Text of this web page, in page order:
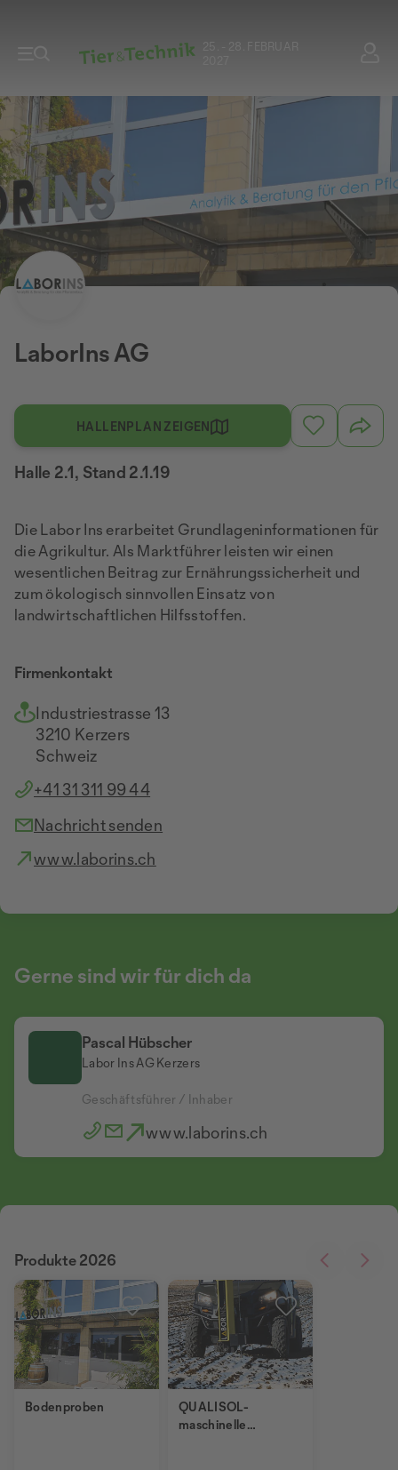
25. - 28. FEBRUAR
LaborIns AG
HALLENPLAN ZEIGEN
Halle 2.1, Stand 2.1.19
Die Labor Ins erarbeitet Grundlageninformationen für
die Agrikultur. Als Marktführer leisten wir einen
wesentlichen Beitrag zur Ernährungssicherheit und
zum ökologisch sinnvollen Einsatz von
landwirtschaftlichen Hilfsstoffen.
Firmenkontakt
Industriestrasse 13
3210 Kerzers
Schweiz
+41 31 311 99 44
Nachricht senden
www.laborins.ch
Gerne sind wir für dich da
Pascal Hübscher
Labor Ins AG Kerzers
Geschäftsführer / Inhaber
www.laborins.ch
Bodenproben
QUALISOL-
maschinelle
Produkte 2026